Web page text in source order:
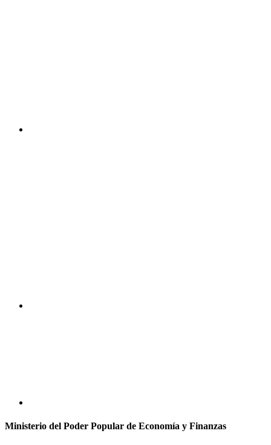
Ministerio del Poder Popular de Economía y Finanzas